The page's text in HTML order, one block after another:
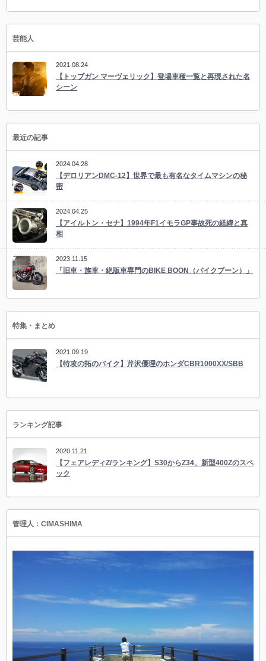
芸能人
2021.08.24
【トップガン マーヴェリック】登場車種一覧と再現された名
シーン
最近の記事
2024.04.28
【デロリアンDMC-12】世界で最も有名なタイムマシンの秘
密
2024.04.25
【アイルトン・セナ】1994年F1イモラGP事故死の経緯と真
相
2023.11.15
「旧車・族車・絶版車専門のBIKE BOON（バイクブーン）」
特集・まとめ
2021.09.19
【特攻の拓のバイク】芹沢優理のホンダCBR1000XX/SBB
ランキング記事
2020.11.21
【フェアレディZ/ランキング】S30からZ34、新型400Zのスペ
ック
管理人：CIMASHIMA